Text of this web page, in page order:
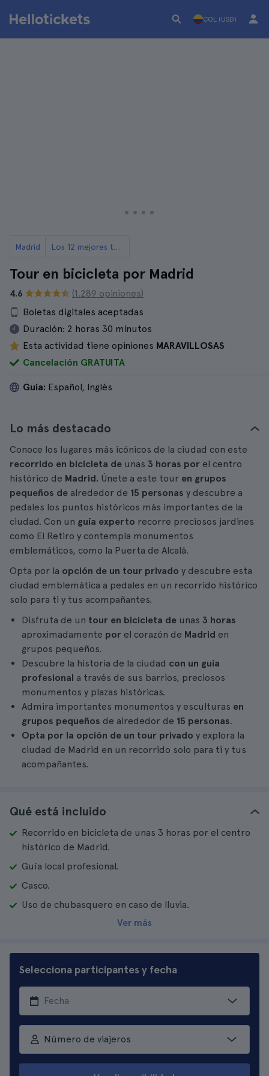
COL (USD)
Madrid Los 12 mejores tours de Madrid
Tour en bicicleta por Madrid
4.6
(1.289 opiniones)
Boletas digitales aceptadas
Duración: 2 horas 30 minutos
Esta actividad tiene opiniones MARAVILLOSAS
Cancelación GRATUITA
Guía: Español, Inglés
Lo más destacado
Conoce los lugares más icónicos de la ciudad con este
recorrido en bicicleta de unas 3 horas por el centro
histórico de Madrid. Únete a este tour en grupos
pequeños de alrededor de 15 personas y descubre a
pedales los puntos históricos más importantes de la
ciudad. Con un guía experto recorre preciosos jardines
como El Retiro y contempla monumentos
emblemáticos, como la Puerta de Alcalá.
Opta por la opción de un tour privado y descubre esta
ciudad emblemática a pedales en un recorrido histórico
solo para ti y tus acompañantes.
Disfruta de un tour en bicicleta de unas 3 horas
aproximadamente por el corazón de Madrid en
grupos pequeños.
Descubre la historia de la ciudad con un guía
profesional a través de sus barrios, preciosos
monumentos y plazas históricas.
Admira importantes monumentos y esculturas en
grupos pequeños de alrededor de 15 personas.
Opta por la opción de un tour privado y explora la
ciudad de Madrid en un recorrido solo para ti y tus
acompañantes.
Qué está incluido
Recorrido en bicicleta de unas 3 horas por el centro
histórico de Madrid.
Guía local profesional.
Casco.
Uso de chubasquero en caso de lluvia.
Ver más
Selecciona participantes y fecha
Número de viajeros